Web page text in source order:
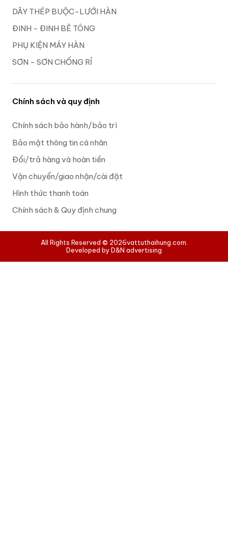
DÂY THÉP BUỘC-LƯỚI HÀN
ĐINH - ĐINH BÊ TÔNG
PHỤ KIỆN MÁY HÀN
SƠN - SƠN CHỐNG RỈ
Chính sách và quy định
Chính sách bảo hành/bảo trì
Bảo mật thông tin cá nhân
Đổi/trả hàng và hoàn tiền
Vận chuyển/giao nhận/cài đặt
Hình thức thanh toán
Chính sách & Quy định chung
All Rights Reserved © 2026vattuthaihung.com.
Developed by D&N advertising